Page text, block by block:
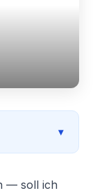
— soll ich